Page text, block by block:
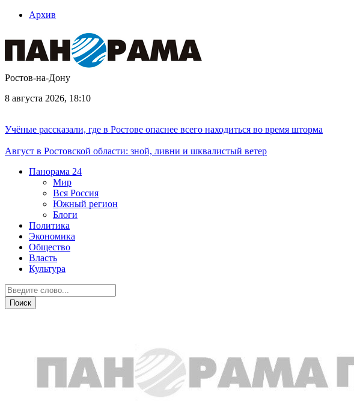
Архив
Ростов-на-Дону
8 августа 2026, 18:10
Учёные рассказали, где в Ростове опаснее всего находиться во время шторма
Август в Ростовской области: зной, ливни и шквалистый ветер
Панорама 24
Мир
Вся Россия
Южный регион
Блоги
Политика
Экономика
Общество
Власть
Культура